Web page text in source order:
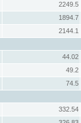
2249.5
1894.7
2144.1
44.02
49.2
74.5
332.54